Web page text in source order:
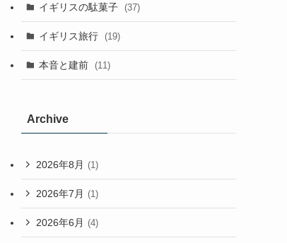
イギリスの駄菓子 (37)
イギリス旅行 (19)
本音と建前 (11)
Archive
2026年8月 (1)
2026年7月 (1)
2026年6月 (4)